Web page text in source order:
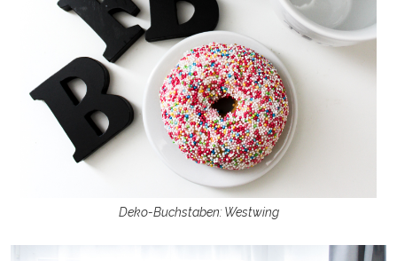
Deko-Buchstaben: Westwing